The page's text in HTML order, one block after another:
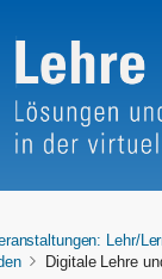
Lehr/
Digitale Lehre